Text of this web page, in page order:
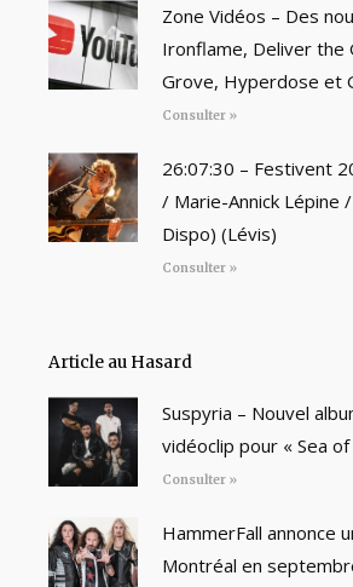
Zone Vidéos – Des
Ironflame, Deliver the
Grove, Hyperdose et
Consulter »
26:07:30 – Festivent
/ Marie-Annick Lépine
Dispo) (Lévis)
Consulter »
Article au Hasard
Suspyria – Nouvel
vidéoclip pour « Sea
Consulter »
HammerFall annonce
Montréal en